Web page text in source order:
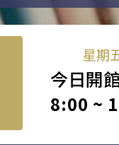
星期
今日開
8:00 ~